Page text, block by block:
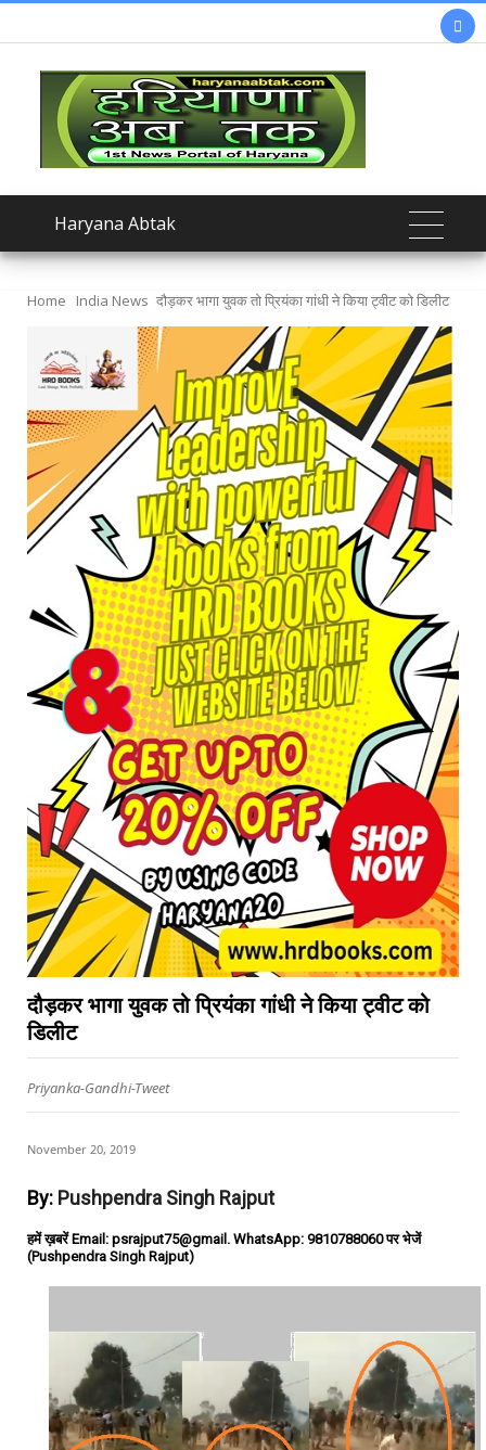

Haryana Abtak
Home India News दौड़कर भागा युवक तो प्रियंका गांधी ने किया ट्वीट को डिलीट
दौड़कर भागा युवक तो प्रियंका गांधी ने किया ट्वीट को
डिलीट
Priyanka-Gandhi-Tweet
November 20, 2019
By: Pushpendra Singh Rajput
हमें ख़बरें Email: psrajput75@gmail. WhatsApp: 9810788060 पर भेजें
(Pushpendra Singh Rajput)